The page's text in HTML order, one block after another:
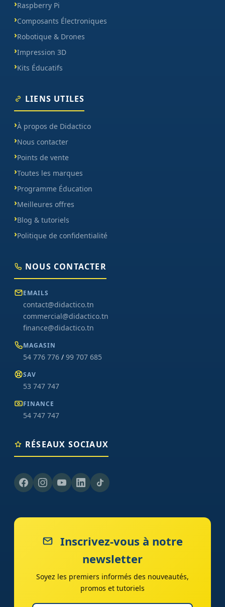
Raspberry Pi
Composants Électroniques
Robotique & Drones
Impression 3D
Kits Éducatifs
LIENS UTILES
À propos de Didactico
Nous contacter
Points de vente
Toutes les marques
Programme Éducation
Meilleures offres
Blog & tutoriels
Politique de confidentialité
NOUS CONTACTER
EMAILS
contact@didactico.tn
commercial@didactico.tn
finance@didactico.tn
MAGASIN
54 776 776 / 99 707 685
SAV
53 747 747
FINANCE
54 747 747
RÉSEAUX SOCIAUX
Inscrivez-vous à notre
newsletter
Soyez les premiers informés des nouveautés,
promos et tutoriels